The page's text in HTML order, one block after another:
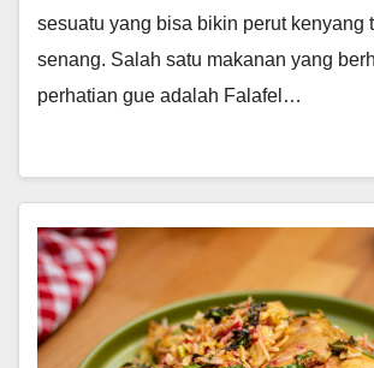
sesuatu yang bisa bikin perut kenyang
senang. Salah satu makanan yang
perhatian gue adalah Falafel…